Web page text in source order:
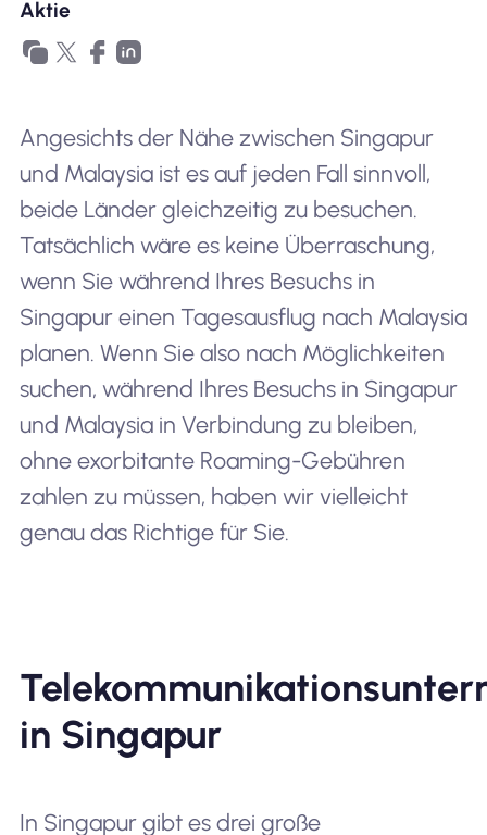
Für das Geschäft
Aktie
Angesichts der Nähe zwischen Singapur
und Malaysia ist es auf jeden Fall sinnvoll,
beide Länder gleichzeitig zu besuchen.
Tatsächlich wäre es keine Überraschung,
wenn Sie während Ihres Besuchs in
Singapur einen Tagesausflug nach Malaysia
planen. Wenn Sie also nach Möglichkeiten
suchen, während Ihres Besuchs in Singapur
und Malaysia in Verbindung zu bleiben,
ohne exorbitante Roaming-Gebühren
zahlen zu müssen, haben wir vielleicht
genau das Richtige für Sie.
in Singapur
In Singapur gibt es drei große